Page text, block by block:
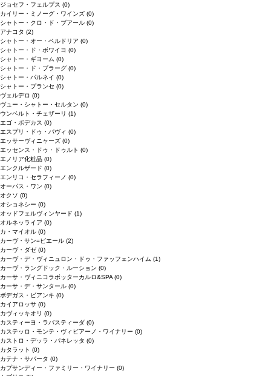
ジョセフ・フェルプス (0)
カイリー・ミノーグ・ワインズ (0)
シャトー・クロ・ド・ブアール (0)
アナコタ (2)
シャトー・オー・ペルドリア (0)
シャトー・ド・ボワイヨ (0)
シャトー・ギヨーム (0)
シャトー・ド・ブラーグ (0)
シャトー・パルネイ (0)
シャトー・プランセ (0)
ヴェルデロ (0)
ヴュー・シャトー・セルタン (0)
ウンベルト・チェザーリ (1)
エゴ・ボデカス (0)
エスプリ・ドゥ・パヴィ (0)
エッサーヴィニャーズ (0)
エッセンス・ドゥ・ドゥルト (0)
エノリア化粧品 (0)
エンクルザード (0)
エンリコ・セラフィーノ (0)
オーパス・ワン (0)
オクソ (0)
オショネシー (0)
オッドフェルヴィンヤード (1)
オルネッライア (0)
カ・マイオル (0)
カーヴ・サン=ピエール (2)
カーヴ・ダゼ (0)
カーヴ・デ・ヴィニュロン・ドゥ・ファッフェンハイム (1)
カーヴ・ラングドック・ルーション (0)
カーサ・ヴィニコラボッターカルロ&SPA (0)
カーサ・デ・サンタール (0)
ボデガス・ビアンキ (0)
カイアロッサ (0)
カヴィッキオリ (0)
カスティーヨ・ラバスティーダ (0)
カステッロ・モンテ・ヴィビアーノ・ワイナリー (0)
カストロ・デッラ・パネレッタ (0)
カタラット (0)
カテナ・サパータ (0)
カプサンディー・ファミリー・ワイナリー (0)